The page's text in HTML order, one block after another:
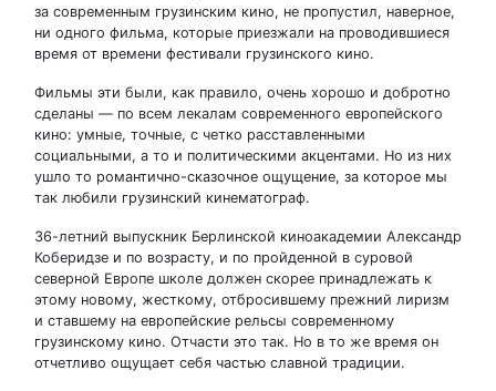
за современным грузинским кино, не пропустил, наверное,
ни одного фильма, которые приезжали на проводившиеся
время от времени фестивали грузинского кино.
Фильмы эти были, как правило, очень хорошо и добротно
сделаны — по всем лекалам современного европейского
кино: умные, точные, с четко расставленными
социальными, а то и политическими акцентами. Но из них
ушло то романтично-сказочное ощущение, за которое мы
так любили грузинский кинематограф.
36-летний выпускник Берлинской киноакадемии Александр
Коберидзе и по возрасту, и по пройденной в суровой
северной Европе школе должен скорее принадлежать к
этому новому, жесткому, отбросившему прежний лиризм
и ставшему на европейские рельсы современному
грузинскому кино. Отчасти это так. Но в то же время он
отчетливо ощущает себя частью славной традиции.